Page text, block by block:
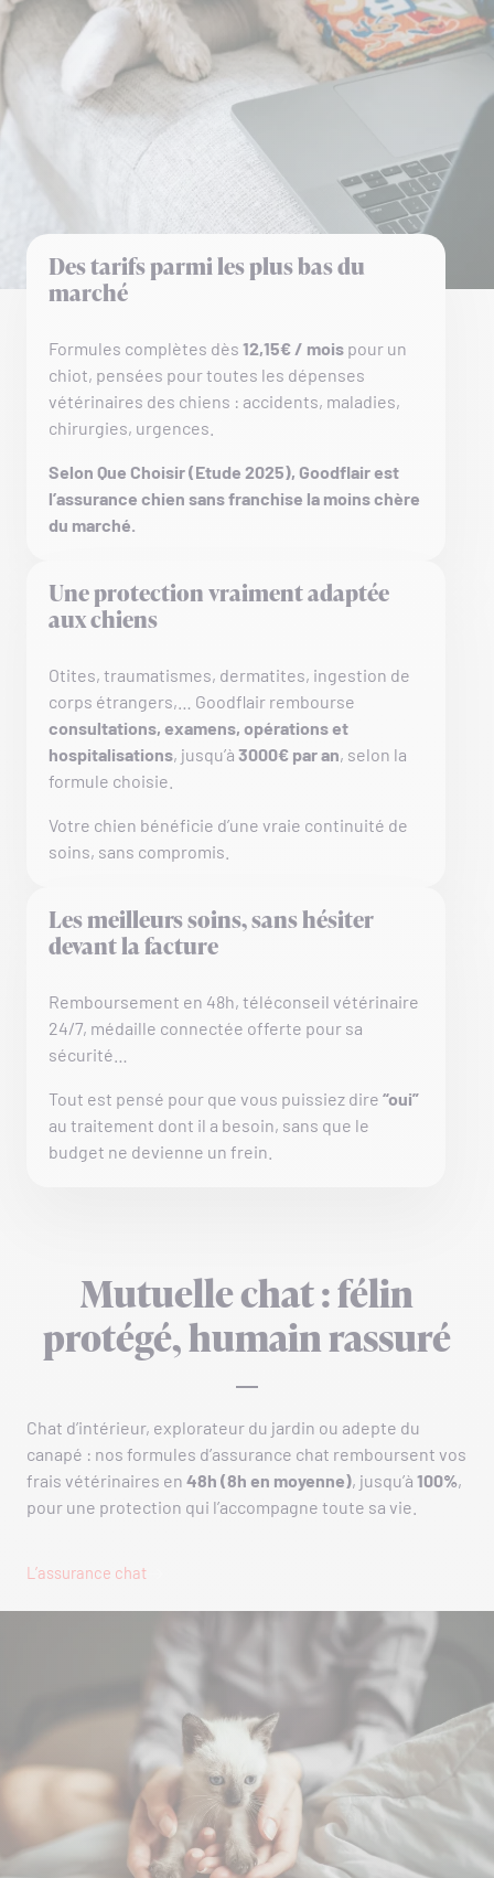
Des tarifs parmi les plus bas du
marché
Formules complètes dès 12,15€ / mois pour un
chiot, pensées pour toutes les dépenses
vétérinaires des chiens : accidents, maladies,
chirurgies, urgences.
Selon Que Choisir (Etude 2025), Goodflair est
l’assurance chien sans franchise la moins chère
du marché.
Une protection vraiment adaptée
aux chiens
Otites, traumatismes, dermatites, ingestion de
corps étrangers,… Goodflair rembourse
consultations, examens, opérations et
hospitalisations, jusqu’à 3000€ par an, selon la
formule choisie.
Votre chien bénéficie d’une vraie continuité de
soins, sans compromis.
Les meilleurs soins, sans hésiter
devant la facture
Remboursement en 48h, téléconseil vétérinaire
24/7, médaille connectée offerte pour sa
sécurité…
Tout est pensé pour que vous puissiez dire “oui”
au traitement dont il a besoin, sans que le
budget ne devienne un frein.
Mutuelle chat : félin
protégé, humain rassuré
Chat d’intérieur, explorateur du jardin ou adepte du
canapé : nos formules d’assurance chat remboursent vos
frais vétérinaires en 48h (8h en moyenne), jusqu’à 100%,
pour une protection qui l’accompagne toute sa vie.
L’assurance chat